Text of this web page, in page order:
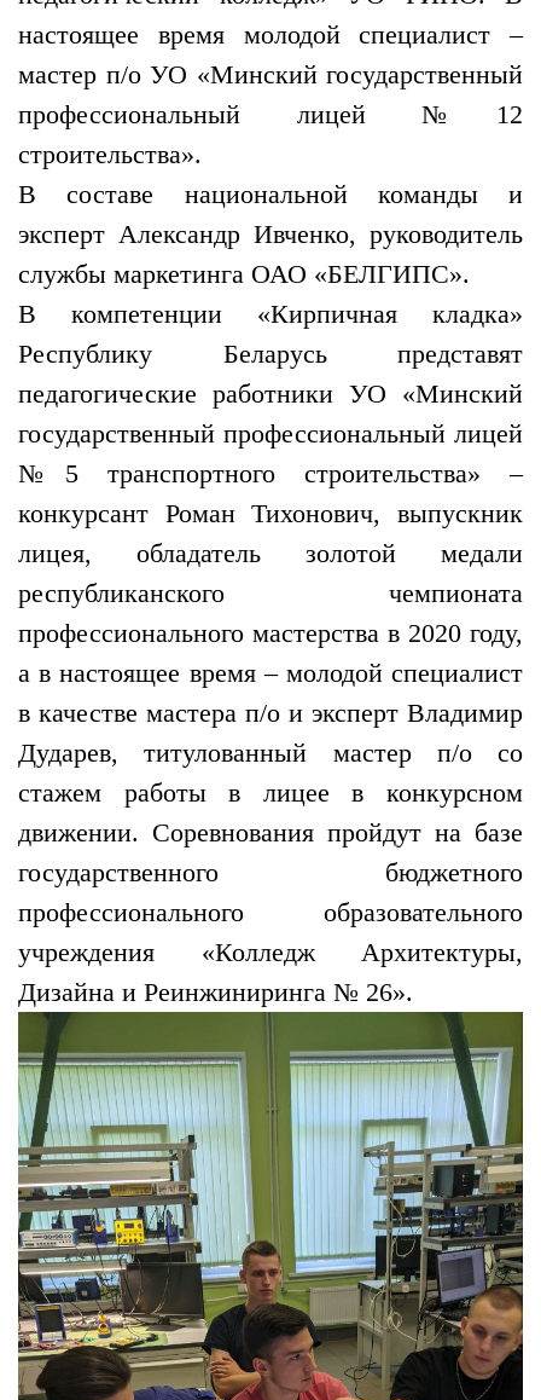
настоящее время молодой специалист –
мастер п/о УО «Минский государственный
профессиональный лицей №12
строительства».
В составе национальной команды и
эксперт Александр Ивченко, руководитель
службы маркетинга ОАО «БЕЛГИПС».
В компетенции «Кирпичная кладка»
Республику Беларусь представят
педагогические работники УО «Минский
государственный профессиональный лицей
№5 транспортного строительства» –
конкурсант Роман Тихонович, выпускник
лицея, обладатель золотой медали
республиканского чемпионата
профессионального мастерства в 2020 году,
а в настоящее время – молодой специалист
в качестве мастера п/о и эксперт Владимир
Дударев, титулованный мастер п/о со
стажем работы в лицее в конкурсном
движении. Соревнования пройдут на базе
государственного бюджетного
профессионального образовательного
учреждения «Колледж Архитектуры,
Дизайна и Реинжиниринга № 26».